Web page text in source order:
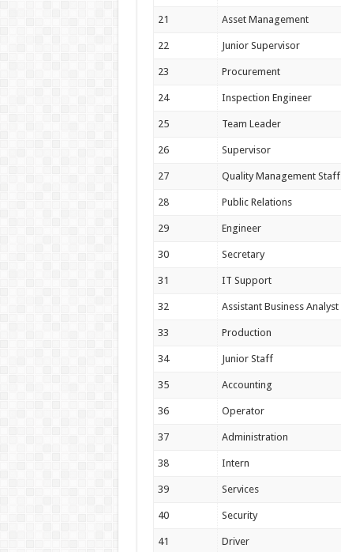
21 Asset Management
22 Junior Supervisor
23 Procurement
24 Inspection Engineer
25 Team Leader
26 Supervisor
27 Quality Management Staff
28 Public Relations
29 Engineer
30 Secretary
31 IT Support
32 Assistant Business Analyst
33 Production
34 Junior Staff
35 Accounting
36 Operator
37 Administration
38 Intern
39 Services
40 Security
41 Driver